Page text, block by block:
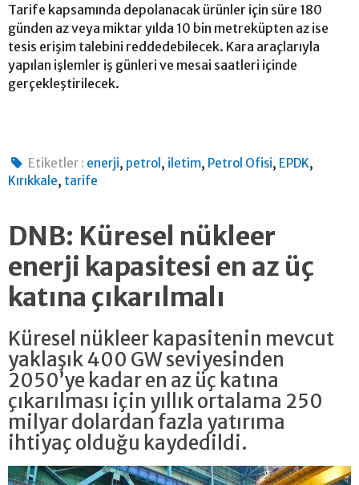
Tarife kapsamında depolanacak ürünler için süre 180
günden az veya miktar yılda 10 bin metreküpten az ise
tesis erişim talebini reddedebilecek. Kara araçlarıyla
yapılan işlemler iş günleri ve mesai saatleri içinde
gerçekleştirilecek.
Etiketler : enerji, petrol , iletim, Petrol Ofisi, EPDK,
Kırıkkale, tarife
DNB: Küresel nükleer
enerji kapasitesi en az üç
katına çıkarılmalı
Küresel nükleer kapasitenin mevcut
yaklaşık 400 GW seviyesinden
2050’ye kadar en az üç katına
çıkarılması için yıllık ortalama 250
milyar dolardan fazla yatırıma
ihtiyaç olduğu kaydedildi.